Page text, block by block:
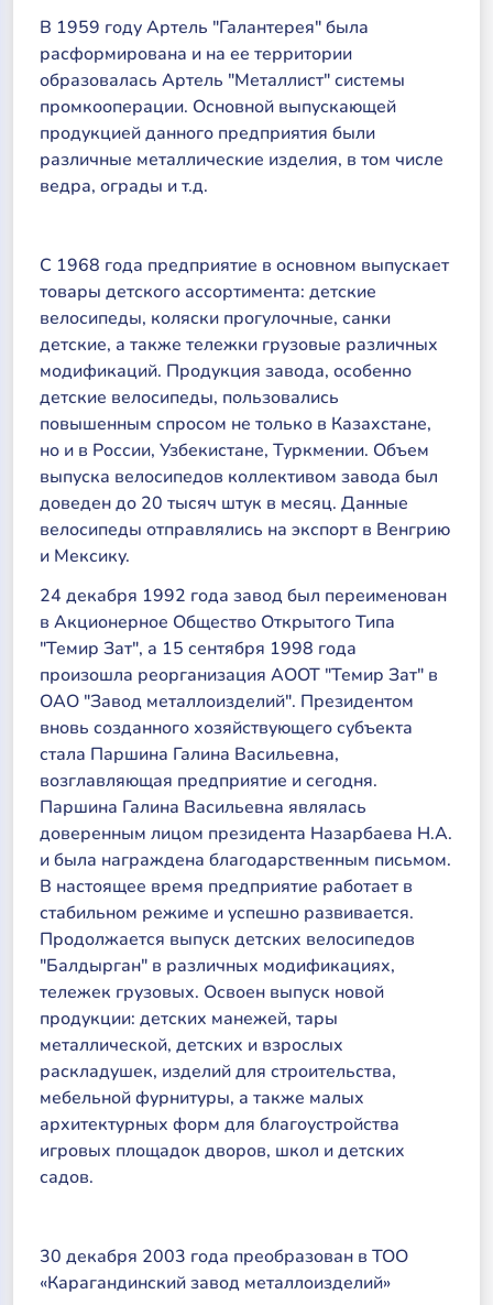
В 1959 году Артель "Галантерея" была
расформирована и на ее территории
образовалась Артель "Металлист" системы
промкооперации. Основной выпускающей
продукцией данного предприятия были
различные металлические изделия, в том числе
ведра, ограды и т.д.
С 1968 года предприятие в основном выпускает
товары детского ассортимента: детские
велосипеды, коляски прогулочные, санки
детские, а также тележки грузовые различных
модификаций. Продукция завода, особенно
детские велосипеды, пользовались
повышенным спросом не только в Казахстане,
но и в России, Узбекистане, Туркмении. Объем
выпуска велосипедов коллективом завода был
доведен до 20 тысяч штук в месяц. Данные
велосипеды отправлялись на экспорт в Венгрию
и Мексику.
24 декабря 1992 года завод был переименован
в Акционерное Общество Открытого Типа
"Темир Зат", а 15 сентября 1998 года
произошла реорганизация АООТ "Темир Зат" в
ОАО "Завод металлоизделий". Президентом
вновь созданного хозяйствующего субъекта
стала Паршина Галина Васильевна,
возглавляющая предприятие и сегодня.
Паршина Галина Васильевна являлась
доверенным лицом президента Назарбаева Н.А.
и была награждена благодарственным письмом.
В настоящее время предприятие работает в
стабильном режиме и успешно развивается.
Продолжается выпуск детских велосипедов
"Балдырган" в различных модификациях,
тележек грузовых. Освоен выпуск новой
продукции: детских манежей, тары
металлической, детских и взрослых
раскладушек, изделий для строительства,
мебельной фурнитуры, а также малых
архитектурных форм для благоустройства
игровых площадок дворов, школ и детских
садов.
30 декабря 2003 года преобразован в ТОО
«Карагандинский завод металлоизделий»